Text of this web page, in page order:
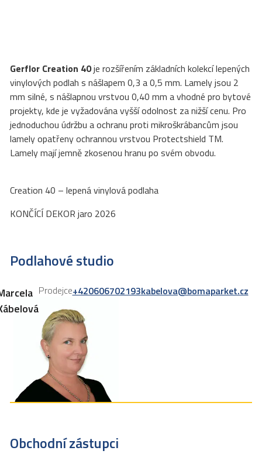
Gerflor Creation 40je rozšířením základních kolekcí lepených
vinylových podlah s nášlapem 0,3 a 0,5 mm. Lamely jsou 2
mm silné, s nášlapnou vrstvou 0,40 mm a vhodné pro bytové
projekty, kde je vyžadována vyšší odolnost za nižší cenu. Pro
jednoduchou údržbu a ochranu proti mikroškrábancům jsou
lamely opatřeny ochrannou vrstvou Protectshield TM.
Lamely mají jemně zkosenou hranu po svém obvodu.
Creation 40 – lepená vinylová podlaha
KONČÍCÍ DEKOR jaro 2026
Podlahové studio
Prodejce+420606702193kabelova@bomaparket.cz
Obchodní zástupci